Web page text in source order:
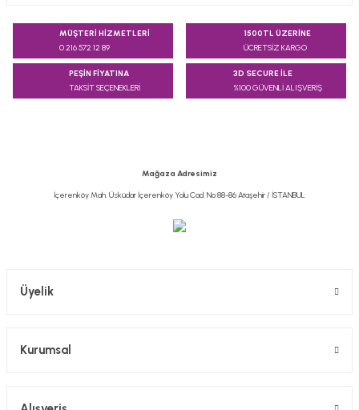
konularda yetersiz gördüğünüz noktaları öneri formunu
kullanarak tarafımıza iletebilirsiniz.
Ürün resmi kalitesiz, bozuk veya görüntülenemiyor.
MÜŞTERİ HİZMETLERİ
0 216 572 12 89
1500TL ÜZERİNE
ÜCRETSİZ KARGO
PEŞİN FİYATINA
TAKSİT SEÇENEKLERİ
3D SECURE İLE
%100 GÜVENLİ ALIŞVERİŞ
Mağaza Adresimiz
İçerenköy Mah. Üsküdar İçerenköy Yolu Cad. No:88-86 Ataşehir / İSTANBUL
Üyelik
Kurumsal